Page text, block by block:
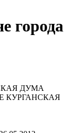
города
ДУМА
КУРГАНСКАЯ